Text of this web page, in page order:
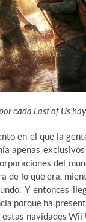
cada Last of Us
en el que la
apenas
del
de lo que era,
Y entonces
porque ha
navidades